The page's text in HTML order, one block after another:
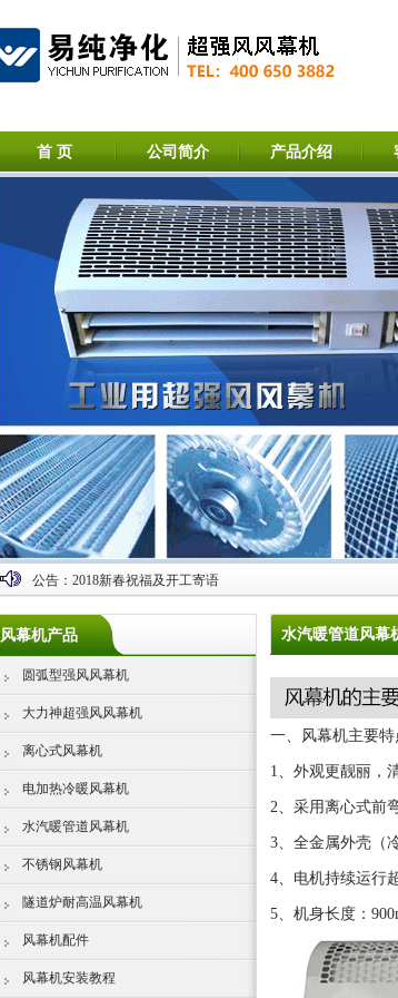
首 页 公司简介 产品介绍
公告： 2018新春祝福及开工寄语
风幕机产品
圆弧型强风风幕机
大力神超强风风幕机
离心式风幕机
电加热冷暖风幕机
水汽暖管道风幕机
不锈钢风幕机
隧道炉耐高温风幕机
风幕机配件
风幕机安装教程
水汽暖管道风幕
一、风幕机主要特
1、外观更靓丽
2、采用离心式前
3、全金属外壳（
4、电机持续运行
5、机身长度：